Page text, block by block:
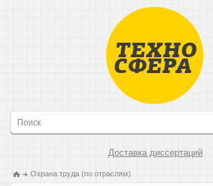
Доставка диссертаций
Охрана труда (по отраслям)